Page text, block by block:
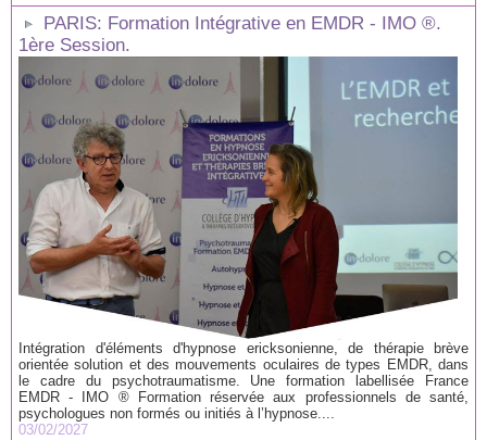
PARIS: Formation Intégrative en EMDR - IMO ®.
1ère Session.
Intégration d'éléments d'hypnose ericksonienne, de thérapie brève
orientée solution et des mouvements oculaires de types EMDR, dans
le cadre du psychotraumatisme. Une formation labellisée France
EMDR - IMO ® Formation réservée aux professionnels de santé,
psychologues non formés ou initiés à l’hypnose....
03/02/2027